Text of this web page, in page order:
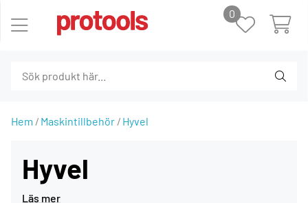
0
Hem Maskintillbehör Hyvel
Hyvel